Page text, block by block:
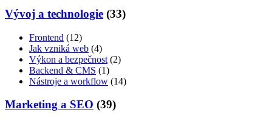
Vývoj a technologie (33)
Frontend (12)
Jak vzniká web (4)
Výkon a bezpečnost (2)
Backend & CMS (1)
Nástroje a workflow (14)
Marketing a SEO (39)